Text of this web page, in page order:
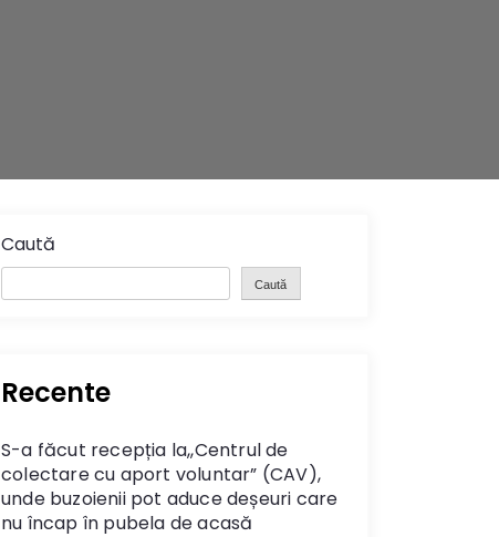
Caută
Caută
Recente
S-a făcut recepția la,,Centrul de
colectare cu aport voluntar” (CAV),
unde buzoienii pot aduce deșeuri care
nu încap în pubela de acasă